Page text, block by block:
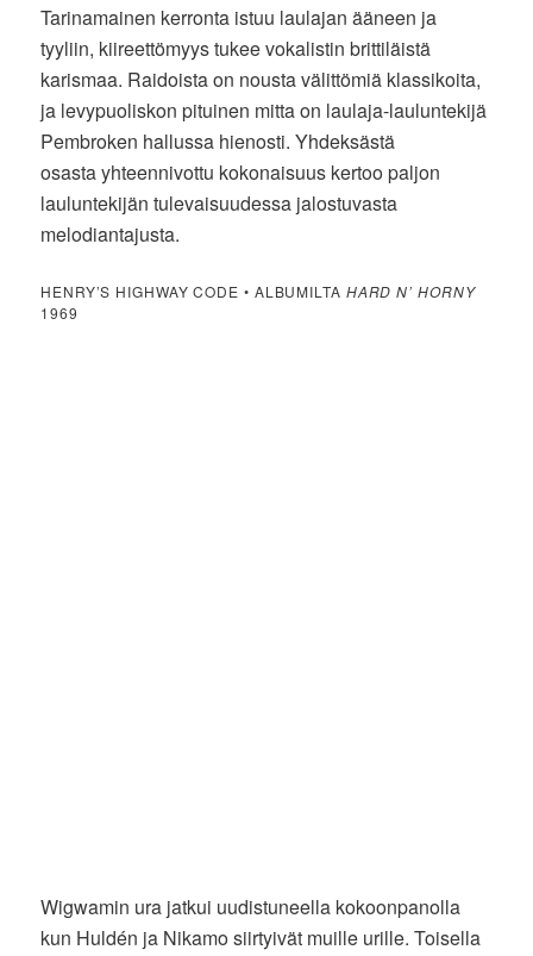
Tarinamainen kerronta istuu laulajan ääneen ja
tyyliin, kiireettömyys tukee vokalistin brittiläistä
karismaa. Raidoista on nousta välittömiä klassikoita,
ja levypuoliskon pituinen mitta on laulaja-lauluntekijä
Pembroken hallussa hienosti. Yhdeksästä
osasta yhteennivottu kokonaisuus kertoo paljon
lauluntekijän tulevaisuudessa jalostuvasta
melodiantajusta.
HENRY’S HIGHWAY CODE • ALBUMILTA HARD N’ HORNY
1969
Wigwamin ura jatkui uudistuneella kokoonpanolla
kun Huldén ja Nikamo siirtyivät muille urille. Toisella